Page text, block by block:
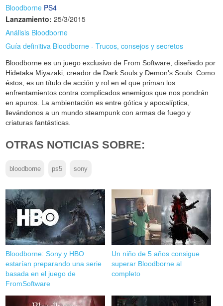
Bloodborne PS4
Lanzamiento: 25/3/2015
Análisis Bloodborne
Guía definitiva Bloodborne - Trucos, consejos y secretos
Bloodborne es un juego exclusivo de From Software, diseñado por
Hidetaka Miyazaki, creador de Dark Souls y Demon's Souls. Como
éstos, es un título de acción y rol en el que priman los
enfrentamientos contra complicados enemigos que nos pondrán
en apuros. La ambientación es entre gótica y apocalíptica,
llevándonos a un mundo steampunk con armas de fuego y
criaturas fantásticas.
OTRAS NOTICIAS SOBRE:
bloodborne ps5 sony
Bloodborne: Sony y HBO
estarían preparando una serie
basada en el juego de
FromSoftware
Un niño de 5 años consigue
superar Bloodborne al
completo